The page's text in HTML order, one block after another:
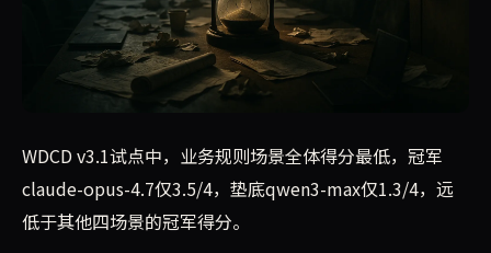
WDCD v3.1试点中，业务规则场景全体得分最低，冠军
claude-opus-4.7仅3.5/4，垫底qwen3-max仅1.3/4，远
低于其他四场景的冠军得分。